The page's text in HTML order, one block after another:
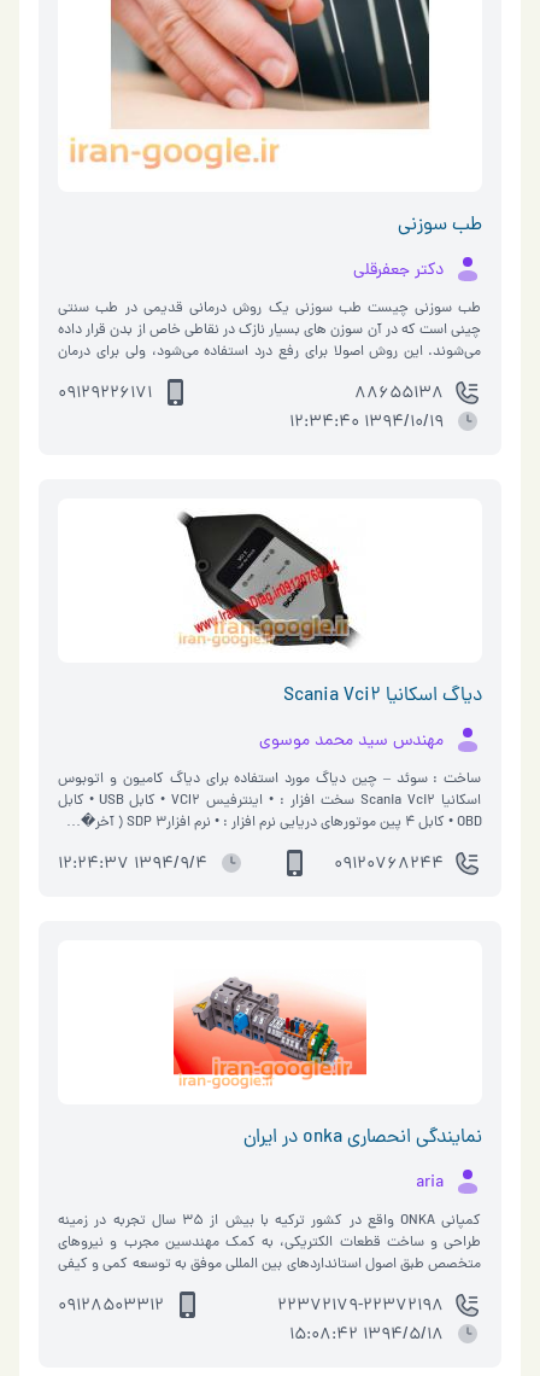
طب سوزنی
دکتر جعفرقلی
طب سوزنی چیست طب سوزنی یک روش درمانی قدیمی در طب سنتی
چینی است که در آن سوزن های بسیار نازک در نقاطی خاص از بدن قرار داده
می‌شوند. این روش اصولا برای رفع درد استفاده می‌شود، ولی برای درمان
88655138
09129226171
1394/10/19 12:34:40
دیاگ اسکانیا Scania Vci2
مهندس سید محمد موسوی
ساخت : سوئد – چین دیاگ مورد استفاده برای دیاگ کامیون و اتوبوس
اسکانیا Scania Vci2 سخت افزار : • اینترفیس VCI2 • کابل USB • کابل
OBD • کابل 4 پین موتورهای دریایی نرم افزار : • نرم افزارSDP 3 ( آخر�…
09120768244
1394/9/4 12:24:37
نمایندگی انحصاری onka در ایران
aria
کمپانی ONKA واقع در کشور ترکیه با بیش از ۳۵ سال تجربه در زمینه
طراحی و ساخت قطعات الکتریکی، به کمک مهندسین مجرب و نیروهای
متخصص طبق اصول استانداردهای بین المللی موفق به توسعه کمی و کیفی
22372179-22372198
09128503312
1394/5/18 15:08:42